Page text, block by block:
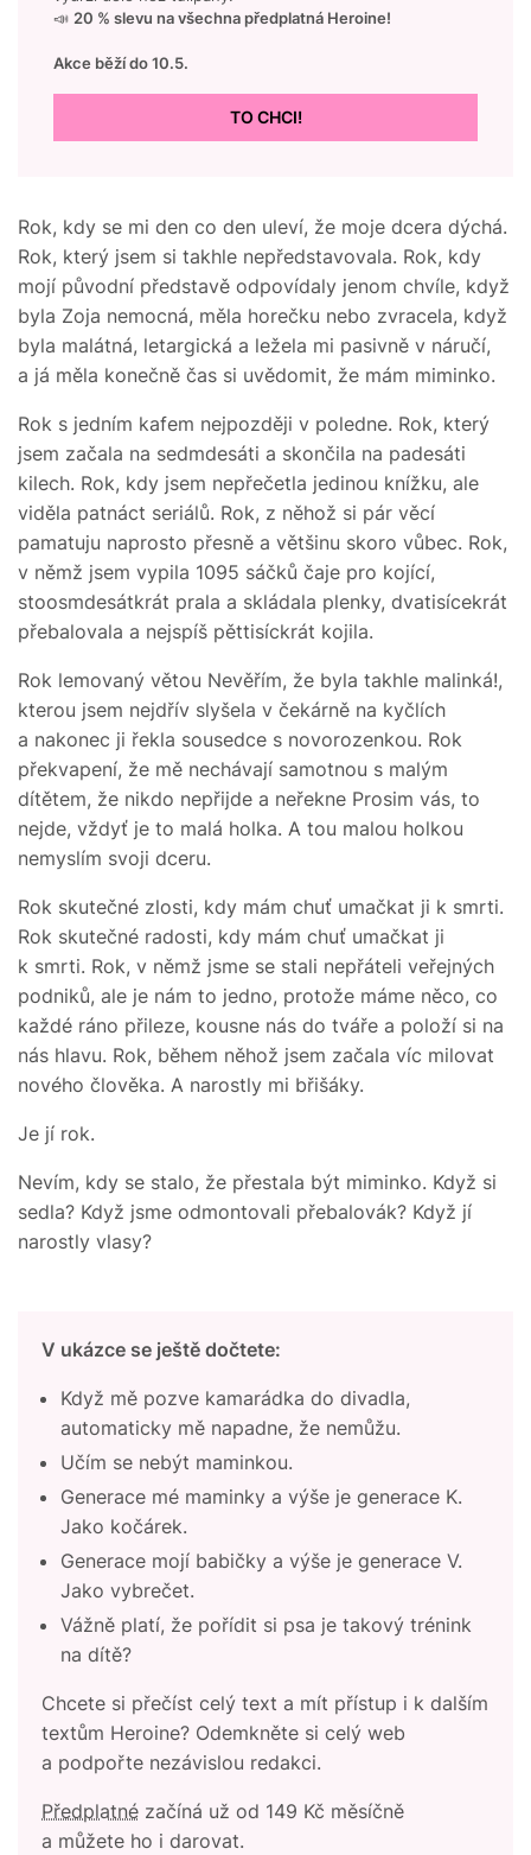
📣 20 % slevu na všechna předplatná Heroine!
Akce běží do 10.5.
TO CHCI!
Rok, kdy se mi den co den uleví, že moje dcera dýchá.
Rok, který jsem si takhle nepředstavovala. Rok, kdy
mojí původní představě odpovídaly jenom chvíle, když
byla Zoja nemocná, měla horečku nebo zvracela, když
byla malátná, letargická a ležela mi pasivně v náručí,
a já měla konečně čas si uvědomit, že mám miminko.
Rok s jedním kafem nejpozději v poledne. Rok, který
jsem začala na sedmdesáti a skončila na padesáti
kilech. Rok, kdy jsem nepřečetla jedinou knížku, ale
viděla patnáct seriálů. Rok, z něhož si pár věcí
pamatuju naprosto přesně a většinu skoro vůbec. Rok,
v němž jsem vypila 1095 sáčků čaje pro kojící,
stoosmdesátkrát prala a skládala plenky, dvatisícekrát
přebalovala a nejspíš pěttisíckrát kojila.
Rok lemovaný větou Nevěřím, že byla takhle malinká!,
kterou jsem nejdřív slyšela v čekárně na kyčlích
a nakonec ji řekla sousedce s novorozenkou. Rok
překvapení, že mě nechávají samotnou s malým
dítětem, že nikdo nepřijde a neřekne Prosim vás, to
nejde, vždyť je to malá holka. A tou malou holkou
nemyslím svoji dceru.
Rok skutečné zlosti, kdy mám chuť umačkat ji k smrti.
Rok skutečné radosti, kdy mám chuť umačkat ji
k smrti. Rok, v němž jsme se stali nepřáteli veřejných
podniků, ale je nám to jedno, protože máme něco, co
každé ráno přileze, kousne nás do tváře a položí si na
nás hlavu. Rok, během něhož jsem začala víc milovat
nového člověka. A narostly mi břišáky.
Je jí rok.
Nevím, kdy se stalo, že přestala být miminko. Když si
sedla? Když jsme odmontovali přebalovák? Když jí
narostly vlasy?
V ukázce se ještě dočtete:
Když mě pozve kamarádka do divadla,
automaticky mě napadne, že nemůžu.
Učím se nebýt maminkou.
Generace mé maminky a výše je generace K.
Jako kočárek.
Generace mojí babičky a výše je generace V.
Jako vybrečet.
Vážně platí, že pořídit si psa je takový trénink
na dítě?
Chcete si přečíst celý text a mít přístup i k dalším
textům Heroine? Odemkněte si celý web
a podpořte nezávislou redakci.
Předplatné začíná už od 149 Kč měsíčně
a můžete ho i darovat.